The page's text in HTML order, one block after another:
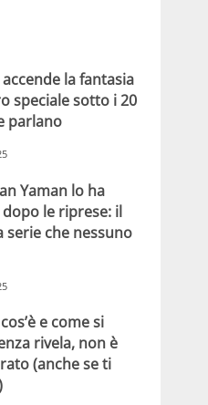
la fantasia
speciale sotto i 20
parlano
Yaman lo ha
le riprese: il
serie che nessuno
e come si
rivela, non è
(anche se ti